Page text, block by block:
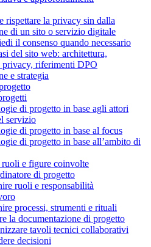
rispettare la privacy sin dalla
di un sito o servizio digitale
il consenso quando necessario
del sito web: architettura,
riferimenti DPO
e strategia
di progetto in base agli attori
servizio
di progetto in base al focus
di progetto in base all’ambito di
ruoli e figure coinvolte
di progetto
ruoli e responsabilità
processi, strumenti e rituali
la documentazione di progetto
tavoli tecnici collaborativi
decisioni